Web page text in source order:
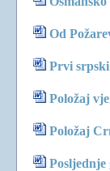
Od
Prvi
Položaj
Položaj
Posljednje